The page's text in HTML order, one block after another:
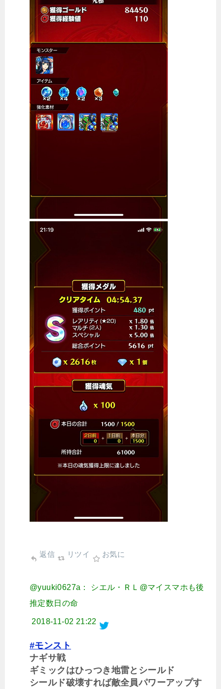
返信 リツイ お気に
@yuuki0627a： シエル・ＲＬ@マイスマホも後
推定数日の命
2018-11-02 21:22
#モンスト
ナギサ戦
ギミックはひっつき地雷とシールド
シールド破壊すれば敵全員パワーアップす